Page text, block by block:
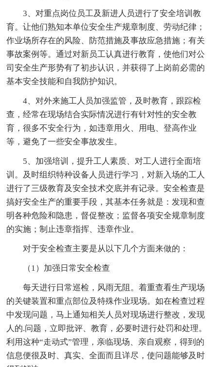
3、对重点岗位员工及新进人员进行了安全培训教
育。让他们熟知本单位安全生产规章制度、劳动纪律；
作业场所存在的风险、防范措施及事故应急措施；有关
事故案例等。通过对新员工认真进行教育，使他们对公
司安全生产形势有了初步认识，并获得了上岗前必需的
基本安全技能和自我防护知识。
4、对外来施工人员加强监管，及时教育，跟踪检
查，经常在现场结合实际情况进行有针对性的安全教
育，很多不安全行为，如违章用火、用电、登高作业
等，避免了一些安全事故发生。
5、加强培训，提升工人素质、对工人进行全面培
训。及时组织特种设备人员进行学习，对新入场的工人
进行了三级教育及安全技术交底并有记录。安全检查是
搞好安全生产的重要手段，其基本任务就是：发现和查
明各种危险和隐患，督促整改；监督各项安全规章制度
的实施；制止违章指挥、违章作业。
对于安全检查主要是从以下几个方面来做的：
（1）加强日常安全检查
每天进行日常巡检，风雨无阻。着重查看生产现场
的关键装置和重点部位及特殊作业现场。如在检查过程
中发现问题，马上通知相关人员对现场进行整改，发现
人的.问题，立即批评、教育，必要时进行处罚和处理。
利用这种“走动式”管理，亲临现场、亲自观察，得到的
信息便很及时、真实、全面而且详尽，使问题能够及时